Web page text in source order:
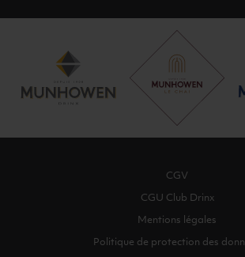
CGV
CGU Club Drinx
Mentions légales
Politique de protection des